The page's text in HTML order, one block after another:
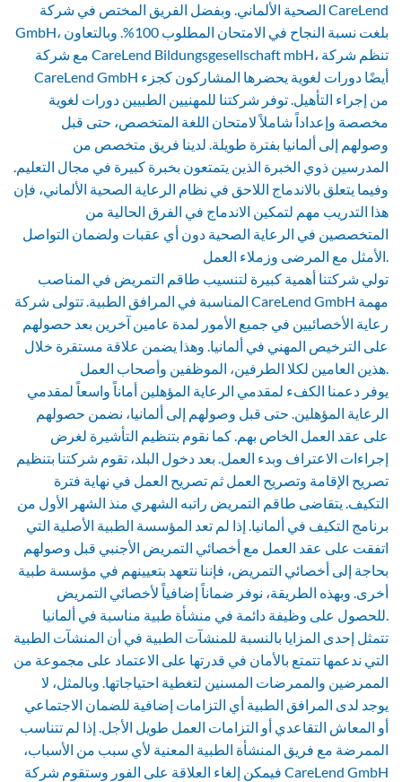
الصحية الألماني. وبفضل الفريق المختص في شركة CareLend
GmbH، بلغت نسبة النجاح في الامتحان المطلوب 100%. وبالتعاون
مع شركة CareLend Bildungsgesellschaft mbH، تنظم شركة
CareLend GmbH أيضًا دورات لغوية يحضرها المشاركون كجزء
من إجراء التأهيل. توفر شركتنا للمهنيين الطبيين دورات لغوية
مخصصة وإعداداً شاملاً لامتحان اللغة المتخصص، حتى قبل
وصولهم إلى ألمانيا بفترة طويلة. لدينا فريق متخصص من
المدرسين ذوي الخبرة الذين يتمتعون بخبرة كبيرة في مجال التعليم.
وفيما يتعلق بالاندماج اللاحق في نظام الرعاية الصحية الألماني، فإن
هذا التدريب مهم لتمكين الاندماج في الفرق الحالية من
المتخصصين في الرعاية الصحية دون أي عقبات ولضمان التواصل
الأمثل مع المرضى وزملاء العمل.
تولي شركتنا أهمية كبيرة لتنسيب طاقم التمريض في المناصب
المناسبة في المرافق الطبية. تتولى شركة CareLend GmbH مهمة
رعاية الأخصائيين في جميع الأمور لمدة عامين آخرين بعد حصولهم
على الترخيص المهني في ألمانيا. وهذا يضمن علاقة مستقرة خلال
هذين العامين لكلا الطرفين، الموظفين وأصحاب العمل.
يوفر دعمنا الكفء لمقدمي الرعاية المؤهلين أماناً واسعاً لمقدمي
الرعاية المؤهلين. حتى قبل وصولهم إلى ألمانيا، نضمن حصولهم
على عقد العمل الخاص بهم. كما نقوم بتنظيم التأشيرة لغرض
إجراءات الاعتراف وبدء العمل. بعد دخول البلد، تقوم شركتنا بتنظيم
تصريح الإقامة وتصريح العمل ثم تصريح العمل في نهاية فترة
التكيف. يتقاضى طاقم التمريض راتبه الشهري منذ الشهر الأول من
برنامج التكيف في ألمانيا. إذا لم تعد المؤسسة الطبية الأصلية التي
اتفقت على عقد العمل مع أخصائي التمريض الأجنبي قبل وصولهم
بحاجة إلى أخصائي التمريض، فإننا نتعهد بتعيينهم في مؤسسة طبية
أخرى. وبهذه الطريقة، نوفر ضماناً إضافياً لأخصائي التمريض
للحصول على وظيفة دائمة في منشأة طبية مناسبة في ألمانيا.
تتمثل إحدى المزايا بالنسبة للمنشآت الطبية في أن المنشآت الطبية
التي ندعمها تتمتع بالأمان في قدرتها على الاعتماد على مجموعة من
الممرضين والممرضات المسنين لتغطية احتياجاتها. وبالمثل، لا
يوجد لدى المرافق الطبية أي التزامات إضافية للضمان الاجتماعي
أو المعاش التقاعدي أو التزامات العمل طويل الأجل. إذا لم تتناسب
الممرضة مع فريق المنشأة الطبية المعنية لأي سبب من الأسباب،
فيمكن إلغاء العلاقة على الفور وستقوم شركة CareLend GmbH